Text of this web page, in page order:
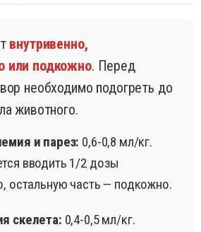
внутривенно,
или подкожно. Перед
необходимо подогреть до
животного.
и парез: 0,6-0,8 мл/кг.
вводить 1/2 дозы
остальную часть — подкожно.
скелета: 0,4-0,5 мл/кг.